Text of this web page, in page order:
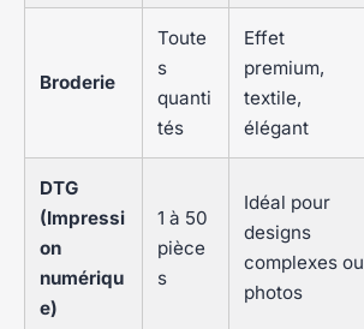
Broderie
Toute
s
quanti
tés
Effet
premium,
textile,
élégant
DTG
(Impressi
on
numériqu
e)
1 à 50
pièce
s
Idéal pour
designs
complexes ou
photos